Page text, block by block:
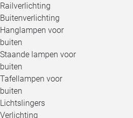
Railverlichting
Buitenverlichting
Hanglampen voor
buiten
Staande lampen voor
buiten
Tafellampen voor
buiten
Lichtslingers
Verlichting